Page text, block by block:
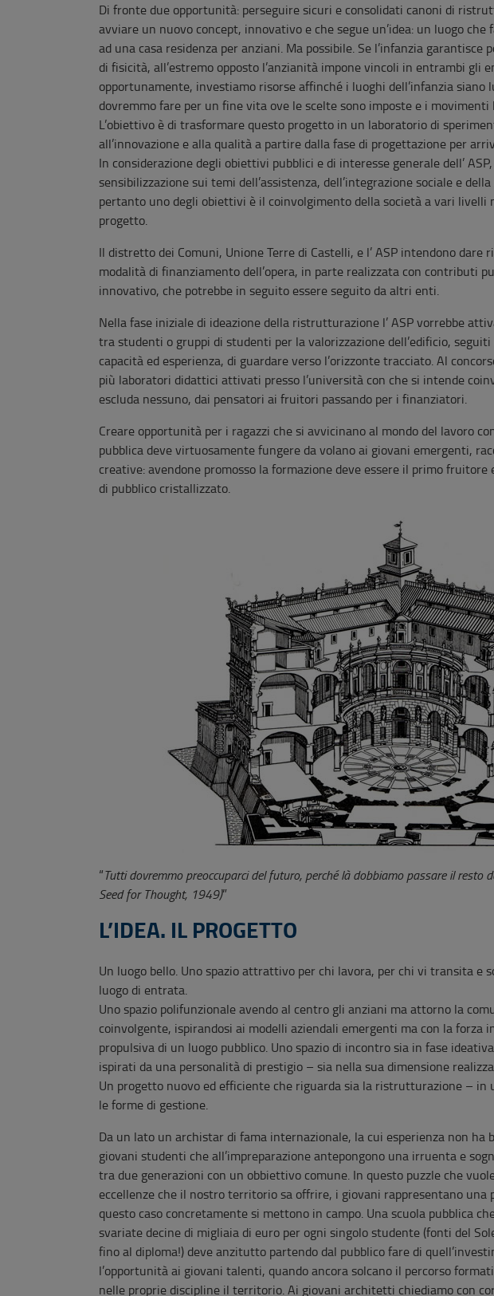
Di fronte due opportunità: perseguire sicuri e consolidati canoni di
avviare un nuovo concept, innovativo e che segue un’idea: un luogo che
ad una casa residenza per anziani. Ma possibile. Se l’infanzia
di fisicità, all’estremo opposto l’anzianità impone vincoli in entrambi gli
opportunamente, investiamo risorse affinché i luoghi dell’infanzia siano
dovremmo fare per un fine vita ove le scelte sono imposte e i
L’obiettivo è di trasformare questo progetto in un laboratorio di
all’innovazione e alla qualità a partire dalla fase di progettazione per
In considerazione degli obiettivi pubblici e di interesse generale dell’
sensibilizzazione sui temi dell’assistenza, dell’integrazione sociale e
pertanto uno degli obiettivi è il coinvolgimento della società a vari livelli
progetto.
Il distretto dei Comuni, Unione Terre di Castelli, e l’ ASP intendono dare
modalità di finanziamento dell’opera, in parte realizzata con contributi
innovativo, che potrebbe in seguito essere seguito da altri enti.
Nella fase iniziale di ideazione della ristrutturazione l’ ASP vorrebbe
tra studenti o gruppi di studenti per la valorizzazione dell’edificio,
capacità ed esperienza, di guardare verso l’orizzonte tracciato. Al
più laboratori didattici attivati presso l’università con che si intende
escluda nessuno, dai pensatori ai fruitori passando per i finanziatori.
Creare opportunità per i ragazzi che si avvicinano al mondo del lavoro
pubblica deve virtuosamente fungere da volano ai giovani emergenti,
creative: avendone promosso la formazione deve essere il primo fruitore
di pubblico cristallizzato.
“Tutti dovremmo preoccuparci del futuro, perché là dobbiamo passare il resto
Seed for Thought, 1949)”
L’IDEA. IL PROGETTO
Un luogo bello. Uno spazio attrattivo per chi lavora, per chi vi transita e
luogo di entrata.
Uno spazio polifunzionale avendo al centro gli anziani ma attorno la
coinvolgente, ispirandosi ai modelli aziendali emergenti ma con la forza
propulsiva di un luogo pubblico. Uno spazio di incontro sia in fase
ispirati da una personalità di prestigio – sia nella sua dimensione
Un progetto nuovo ed efficiente che riguarda sia la ristrutturazione – in
le forme di gestione.
Da un lato un archistar di fama internazionale, la cui esperienza non ha
giovani studenti che all’impreparazione antepongono una irruenta e
tra due generazioni con un obbiettivo comune. In questo puzzle che
eccellenze che il nostro territorio sa offrire, i giovani rappresentano una
questo caso concretamente si mettono in campo. Una scuola pubblica
svariate decine di migliaia di euro per ogni singolo studente (fonti del
fino al diploma!) deve anzitutto partendo dal pubblico fare di
l’opportunità ai giovani talenti, quando ancora solcano il percorso
nelle proprie discipline il territorio. Ai giovani architetti chiediamo con